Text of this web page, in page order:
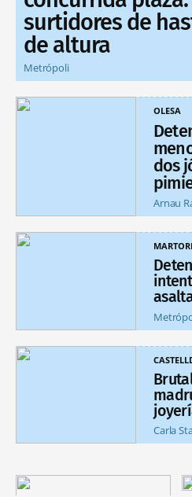
surtidores de
de altura
Metrópoli
OLESA
dos
Arnau
Carla